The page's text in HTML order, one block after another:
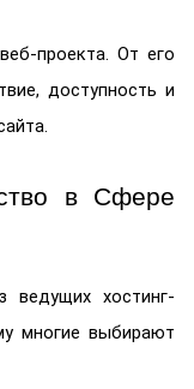
проекта. От его
доступность и
в Сфере
ведущих хостинг-
многие выбирают